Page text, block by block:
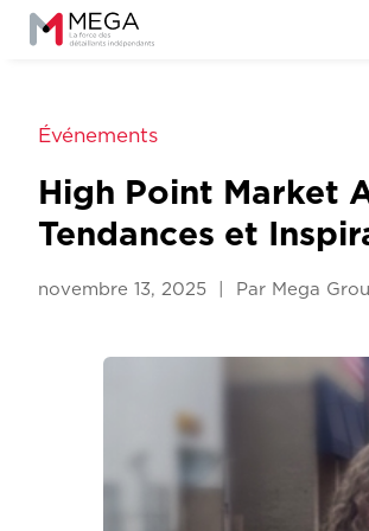
Événements
High Point Market
Tendances et
novembre 13, 2025 | Par Mega